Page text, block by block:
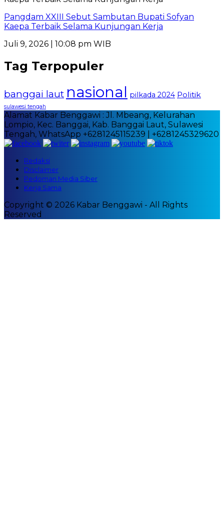
Pangdam XXIII Sebut Sambutan Bupati Sofyan
Kaepa Terbaik Selama Kunjungan Kerja
Juli 9, 2026 | 10:08 pm WIB
Tag Terpopuler
banggai laut nasional pilkada 2024 Politik
sulawesi tengah
Alamat Kabar Benggawi : Jl. Mbeang, Kelurahan
Lompio, Kec. Banggai, Kab. Banggai Laut, Sulawesi
Tengah, WhatsApp +6281245115239 | +6281245329620
Redaksi
Disclaimer
Pedoman Media Siber
Kerja Sama
Copyright © 2026 Kabar Benggawi - All Rights
Reserved